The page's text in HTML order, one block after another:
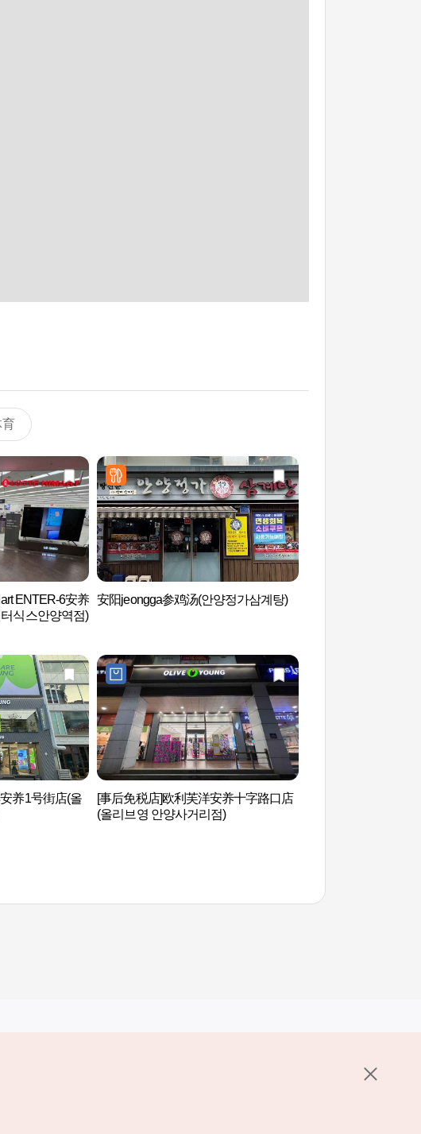
育
ENTER-6安养
식스안양역점)
安阳jeongga参鸡汤(안양정가삼계탕)
养1号街店(올
[事后免税店]欧利芙洋安养十字路口店
(올리브영 안양사거리점)